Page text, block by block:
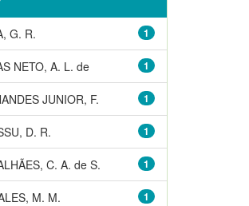
1
G. R.
1
NETO, A. L. de
1
JUNIOR, F.
1
D. R.
1
C. A. de S.
1
M. M.